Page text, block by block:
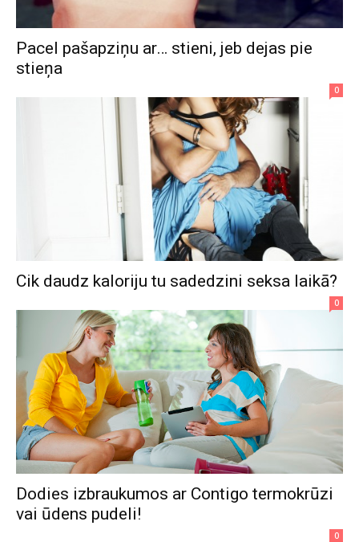
Pacel pašapziņu ar… stieni, jeb dejas pie
stieņa
0
Cik daudz kaloriju tu sadedzini seksa laikā?
0
Dodies izbraukumos ar Contigo termokrūzi
vai ūdens pudeli!
0